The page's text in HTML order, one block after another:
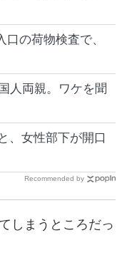
の荷物検査で、
人両親。ワケを聞
、女性部下が開口
Recommended by
しまうところだっ